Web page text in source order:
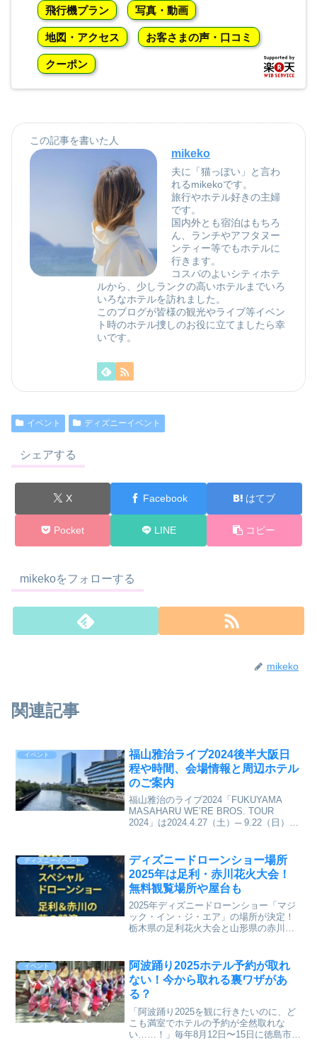
飛行機プラン 写真・動画
地図・アクセス お客さまの声・口コミ
クーポン
この記事を書いた人
mikeko
夫に「猫っぽい」と言わ
れるmikekoです。
旅行やホテル好きの主婦
です。
国内外とも宿泊はもちろ
ん、ランチやアフタヌー
ンティー等でもホテルに
行きます。
コスパのよいシティホテ
ルから、少しランクの高いホテルまでいろ
いろなホテルを訪れました。
このブログが皆様の観光やライブ等イベン
ト時のホテル捜しのお役に立てましたら幸
いです。
イベント ディズニーイベント
シェアする
X Facebook はてブ
Pocket LINE コピー
mikekoをフォローする
mikeko
関連記事
イベント
福山雅治ライブ2024後半大阪日
程や時間、会場情報と周辺ホテル
のご案内
福山雅治のライブ2024「FUKUYAMA
MASAHARU WE’RE BROS. TOUR
2024」は2024.4.27（土）─ 9.22（日）の
案内
ディズニーイベント
ディズニードローンショー場所
2025年は足利・赤川花火大会！
無料観覧場所や屋台も
2025年ディズニードローンショー「マジ
ック・イン・ジ・エア」の場所が決定！
栃木県の足利花火大会と山形県の赤川花
月3日（土） 第110回 足利花火大会
イベント
阿波踊り2025ホテル予約が取れ
ない！今から取れる裏ワザがあ
る？
「阿波踊り2025を観に行きたいのに、ど
こも満室でホテルの予約が全然取れな
い……！」毎年8月12日〜15日に徳島市で